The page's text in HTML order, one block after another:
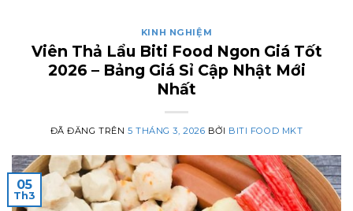
KINH NGHIỆM
Viên Thả Lẩu Biti Food Ngon Giá Tốt
2026 – Bảng Giá Sỉ Cập Nhật Mới
Nhất
ĐÃ ĐĂNG TRÊN 5 THÁNG 3, 2026 BỞI BITI FOOD MKT
05
Th3